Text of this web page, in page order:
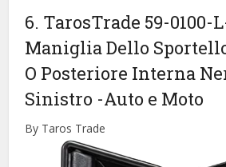
6. TarosTrade 59-0100-
Maniglia Dello
O Posteriore Interna
Sinistro -Auto e Moto
By Taros Trade